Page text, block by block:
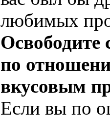
любимых
Освободите
по
вкусовым
Если вы по